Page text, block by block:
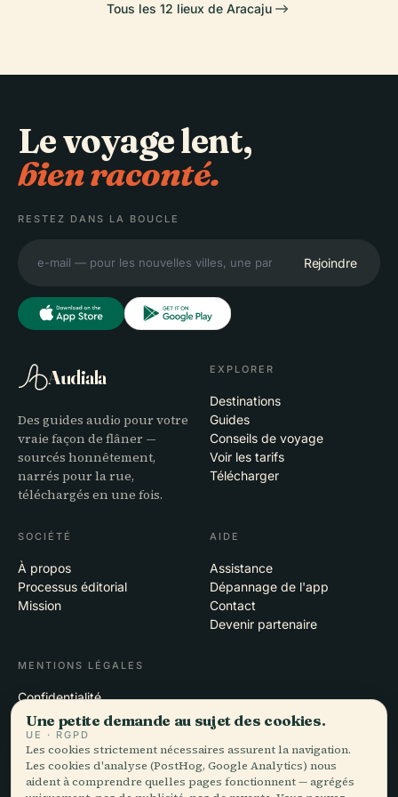
Tous les 12 lieux de Aracaju
Le voyage lent,
bien raconté.
RESTEZ DANS LA BOUCLE
Rejoindre
Audiala
Des guides audio pour votre
vraie façon de flâner —
sourcés honnêtement,
narrés pour la rue,
téléchargés en une fois.
EXPLORER
Destinations
Guides
Conseils de voyage
Voir les tarifs
Télécharger
SOCIÉTÉ
À propos
Processus éditorial
Mission
AIDE
Assistance
Dépannage de l'app
Contact
Devenir partenaire
MENTIONS LÉGALES
Confidentialité
Conditions
Paramètres des cookies
Supprimer le compte
Une petite demande au sujet des cookies.
UE · RGPD
Les cookies strictement nécessaires assurent la navigation.
Les cookies d'analyse (PostHog, Google Analytics) nous
aident à comprendre quelles pages fonctionnent — agrégés